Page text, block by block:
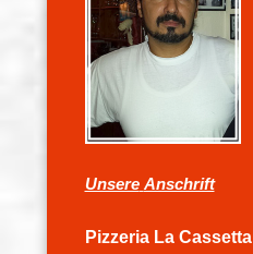
Unsere Anschrift
Pizzeria La Cassetta